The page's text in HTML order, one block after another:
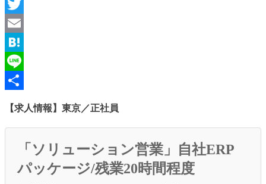
Facebook
Twitter
Email
Hatena
Line
【求人情報】東京／正社員
「ソリューション営業」自社ERP
パッケージ/残業20時間程度